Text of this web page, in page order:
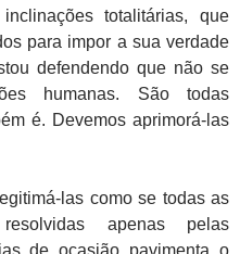
totalitárias, que
para impor a sua verdade
defendendo que não se
humanas. São todas
é. Devemos aprimorá-las
las como se todas as
apenas pelas
de ocasião pavimenta o